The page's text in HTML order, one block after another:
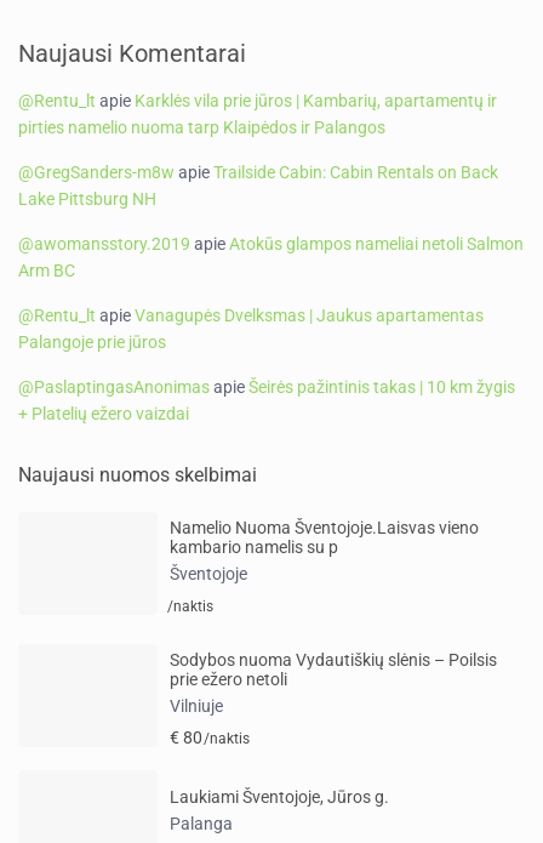
Naujausi Komentarai
@Rentu_lt apie Karklės vila prie jūros | Kambarių, apartamentų ir
pirties namelio nuoma tarp Klaipėdos ir Palangos
@GregSanders-m8w apieTrailside Cabin: Cabin Rentals on Back
Lake Pittsburg NH
@awomansstory.2019 apieAtokūs glampos nameliai netoli Salmon
Arm BC
@Rentu_lt apieVanagupės Dvelksmas | Jaukus apartamentas
Palangoje prie jūros
@PaslaptingasAnonimasapieŠeirės pažintinis takas | 10 km žygis
+ Platelių ežero vaizdai
Naujausi nuomos skelbimai
Namelio Nuoma Šventojoje.Laisvas vieno
kambario namelis su p
Šventojoje
/naktis
Sodybos nuoma Vydautiškių slėnis – Poilsis
prie ežero netoli
Vilniuje
€ 80/naktis
Laukiami Šventojoje, Jūros g.
Palanga